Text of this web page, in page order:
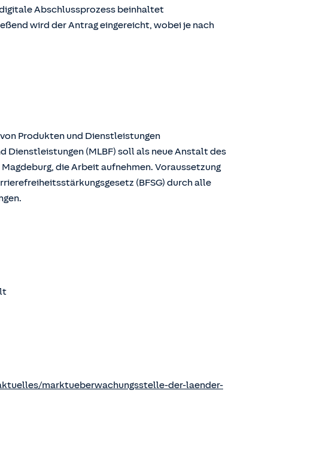
Abschlussprozess beinhaltet
wird der Antrag eingereicht, wobei je nach
Produkten und Dienstleistungen
Dienstleistungen (MLBF) soll als neue Anstalt des
die Arbeit aufnehmen. Voraussetzung
(BFSG) durch alle
marktueberwachungsstelle-der-laender-